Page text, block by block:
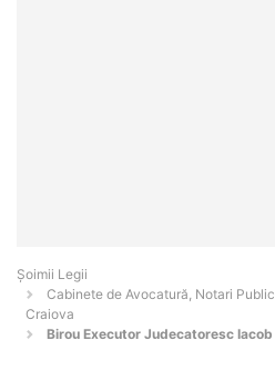
Șoimii Legii
Cabinete de Avocatură, Notari
Craiova
Birou Executor Judecatoresc